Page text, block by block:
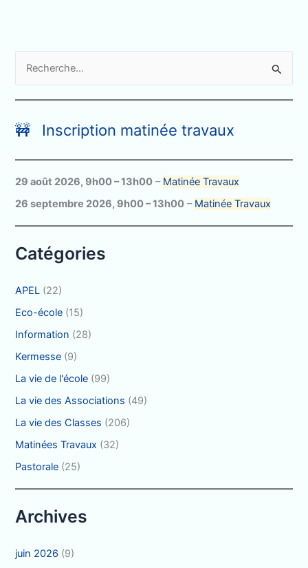
c
h
e
r
c
h
🚧 Inscription matinée travaux
29 août 2026, 9h00–13h00 – Matinée Travaux
26 septembre 2026, 9h00–13h00 – Matinée Travaux
Catégories
APEL (22)
Eco-école (15)
Information (28)
Kermesse (9)
La vie de l'école (99)
La vie des Associations (49)
La vie des Classes (206)
Matinées Travaux (32)
Pastorale (25)
Archives
juin 2026 (9)